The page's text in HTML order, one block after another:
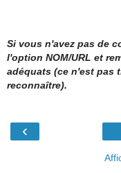
Si vous n'avez pas de
l'option NOM/URL et
adéquats (ce n'est pas
reconnaître).
‹